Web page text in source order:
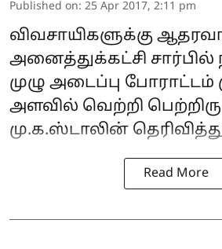
Published on: 25 Apr 2017, 2:11 pm
விவசாயிகளுக்கு
அனைத்துக்கட்சி சார்பில்
முழு அடைப்பு
அளவில் வெற்றி
மு.க.ஸ்டாலின்
Read More